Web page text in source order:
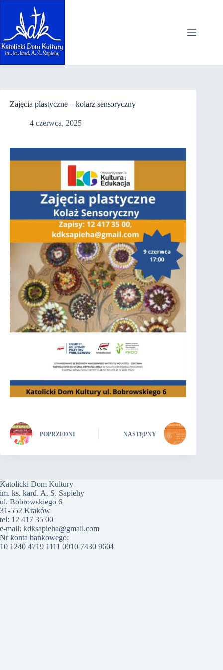
Zajęcia plastyczne – kolarz sensoryczny
4 czerwca, 2025
POPRZEDNI NASTĘPNY
Katolicki Dom Kultury
im. ks. kard. A. S. Sapiehy
ul. Bobrowskiego 6
31-552 Kraków
tel: 12 417 35 00
e-mail: kdksapieha@gmail.com
Nr konta bankowego:
10 1240 4719 1111 0010 7430 9604